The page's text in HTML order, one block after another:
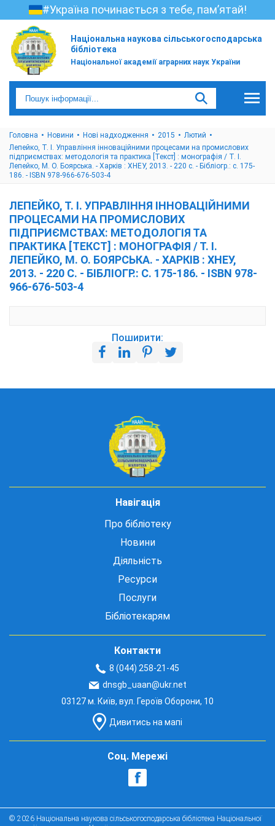
#Україна починається з тебе, пам’ятай!
Національна наукова сільськогосподарська
бібліотека
Національної академії аграрних наук України
Головна Новини Нові надходження 2015
Лютий
Лепейко, Т. І. Управління інноваційними процесами на промислових
підприємствах: методологія та практика [Текст] : монографія / Т. І.
Лепейко, М. О. Боярська. - Харків : ХНЕУ, 2013. - 220 с. - Бібліогр.: с. 175-
186. - ISBN 978-966-676-503-4
ЛЕПЕЙКО, Т. І. УПРАВЛІННЯ ІННОВАЦІЙНИМИ
ПРОЦЕСАМИ НА ПРОМИСЛОВИХ
ПІДПРИЄМСТВАХ: МЕТОДОЛОГІЯ ТА
ПРАКТИКА [ТЕКСТ] : МОНОГРАФІЯ / Т. І.
ЛЕПЕЙКО, М. О. БОЯРСЬКА. - ХАРКІВ : ХНЕУ,
2013. - 220 С. - БІБЛІОГР.: С. 175-186. - ISBN 978-
966-676-503-4
Поширити:
Навігація
Про бібліотеку
Новини
Діяльність
Ресурси
Послуги
Бібліотекарям
Контакти
8 (044) 258-21-45
dnsgb_uaan@ukr.net
03127 м. Київ, вул. Героїв Оборони, 10
Дивитись на мапі
Соц. Мережі
© 2026 Національна наукова сільськогосподарська бібліотека Національної